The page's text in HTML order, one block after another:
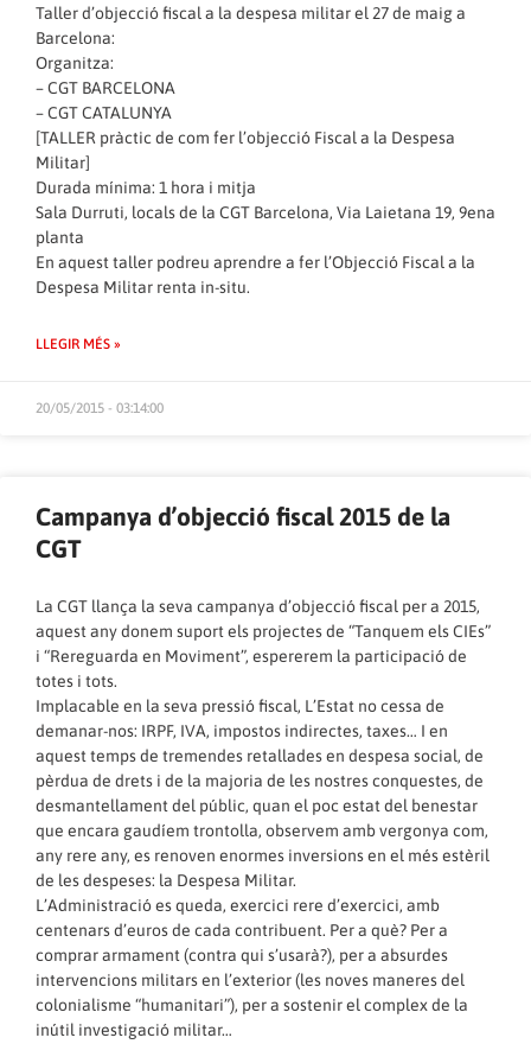
Taller d’objecció fiscal a la despesa militar el 27 de maig a
Barcelona:
Organitza:
– CGT BARCELONA
– CGT CATALUNYA
[TALLER pràctic de com fer l’objecció Fiscal a la Despesa
Militar]
Durada mínima: 1 hora i mitja
Sala Durruti, locals de la CGT Barcelona, Via Laietana 19, 9ena
planta
En aquest taller podreu aprendre a fer l’Objecció Fiscal a la
Despesa Militar renta in-situ.
LLEGIR MÉS »
20/05/2015 - 03:14:00
Campanya d’objecció fiscal 2015 de la
CGT
La CGT llança la seva campanya d’objecció fiscal per a 2015,
aquest any donem suport els projectes de “Tanquem els CIEs”
i “Rereguarda en Moviment”, espererem la participació de
totes i tots.
Implacable en la seva pressió fiscal, L’Estat no cessa de
demanar-nos: IRPF, IVA, impostos indirectes, taxes… I en
aquest temps de tremendes retallades en despesa social, de
pèrdua de drets i de la majoria de les nostres conquestes, de
desmantellament del públic, quan el poc estat del benestar
que encara gaudíem trontolla, observem amb vergonya com,
any rere any, es renoven enormes inversions en el més estèril
de les despeses: la Despesa Militar.
L’Administració es queda, exercici rere d’exercici, amb
centenars d’euros de cada contribuent. Per a què? Per a
comprar armament (contra qui s’usarà?), per a absurdes
intervencions militars en l’exterior (les noves maneres del
colonialisme “humanitari”), per a sostenir el complex de la
inútil investigació militar…